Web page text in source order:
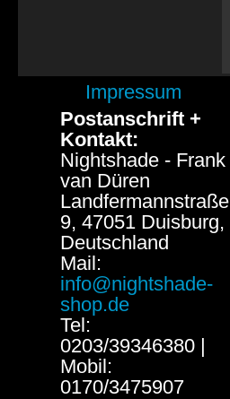
Impressum
Postanschrift +
Kontakt:
Nightshade - Frank
van Düren
Landfermannstraße
9, 47051 Duisburg,
Deutschland
Mail:
info@nightshade-
shop.de
Tel:
0203/39346380 |
Mobil:
0170/3475907